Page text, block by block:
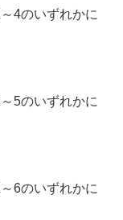
4のいずれかに
5のいずれかに
6のいずれかに